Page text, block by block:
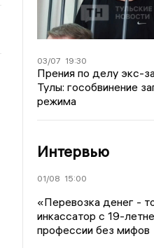
03/07 19:30
Прения по делу экс-
Тулы: гособвинение
режима
Интервью
01/08 15:00
«Перевозка денег -
инкассатор с 19-
профессии без мифов